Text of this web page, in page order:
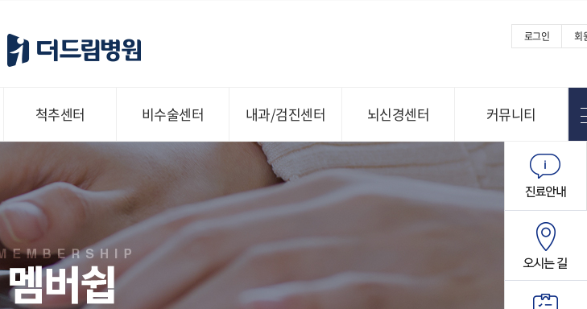
로그인 회
척추센터 비수술센터 내과/검진센터 뇌신경센터 커뮤니티